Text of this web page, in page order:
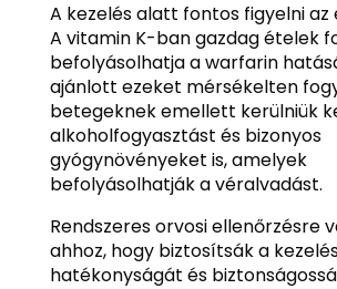
A kezelés alatt fontos figyelni az
A vitamin K-ban gazdag ételek
befolyásolhatja a warfarin
ajánlott ezeket mérsékelten
betegeknek emellett kerülniük
alkoholfogyasztást és bizonyos
gyógynövényeket is, amelyek
befolyásolhatják a véralvadást.
Rendszeres orvosi ellenőrzésre
ahhoz, hogy biztosítsák a
hatékonyságát és